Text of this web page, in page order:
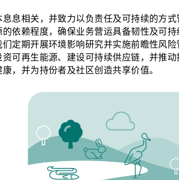
息相关，并致力以负责任及可持续的方
依赖程度，确保业务营运具备韧性及可
定期开展环境影响研究并实施前瞻性风
可再生能源、建设可持续供应链，并推
，并为持份者及社区创造共享价值。